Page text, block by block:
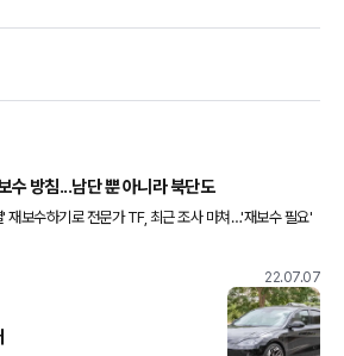
수 방침...남단 뿐 아니라 북단도
재보수하기로 전문가 TF, 최근 조사 마쳐…'재보수 필요'
완료 예정[앵커] 지난 3월 한강 성산대교 부실시공으
22.07.07